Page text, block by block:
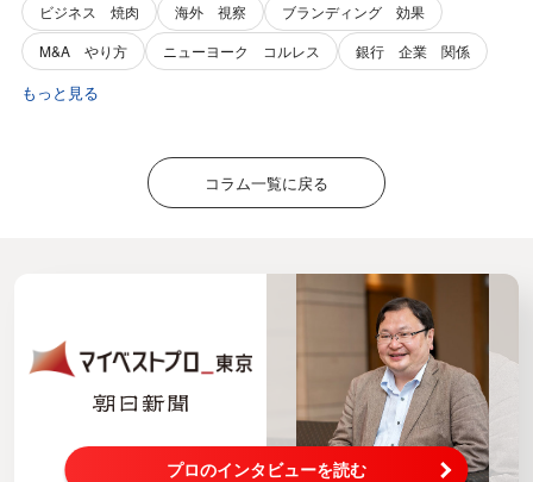
ビジネス 焼肉
海外 視察
ブランディング 効果
M&A やり方
ニューヨーク コルレス 銀行 企業 関係
もっと見る
コラム一覧に戻る
プロのインタビューを読む